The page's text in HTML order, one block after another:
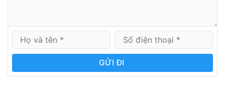
GỬI ĐI